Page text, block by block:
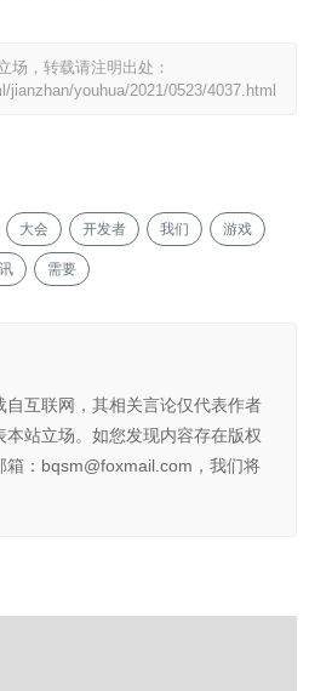
场，转载请注明出处：
youhua/2021/0523/4037.html
大会 开发者 我们 游戏
需要
自互联网，其相关言论仅代表作者
站立场。如您发现内容存在版权
箱：bqsm@foxmail.com，我们将